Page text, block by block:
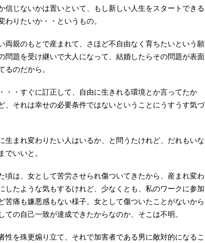
信じないかは置いといて、もし新しい人生をスタートできる
わりたいか・・というもの。
両親のもとで産まれて、さほど不自由なく育ちたいという願
問題を受け継いで大人になって、結婚したらその問題が表面
るのだから。
・・すぐに訂正して、自由に生きれる環境とか言ってたか
、それは幸せの必要条件ではないということにうすうす気づ
生まれ変わりたい人はいるか、と問うたけれど、だれもいな
でいいと。
頃は、女として苦労させられ傷ついてきたから、産まれ変わ
したような気もするけれど、少なくとも、私のワークに参加
苦痛も嫌悪感もない様子。女として傷ついたことがないから
ての自己一致が達成できたからなのか、そこは不明。
性を殊更煽り立て、それで加害者である男に敵対的になるこ